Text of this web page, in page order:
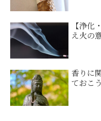
【浄化
え火の
香りに
ておこ